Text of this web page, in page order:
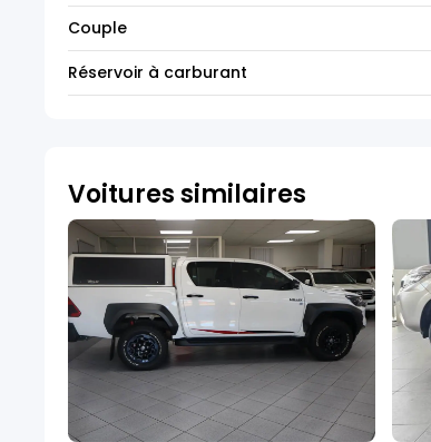
Couple
Réservoir à carburant
Voitures similaires